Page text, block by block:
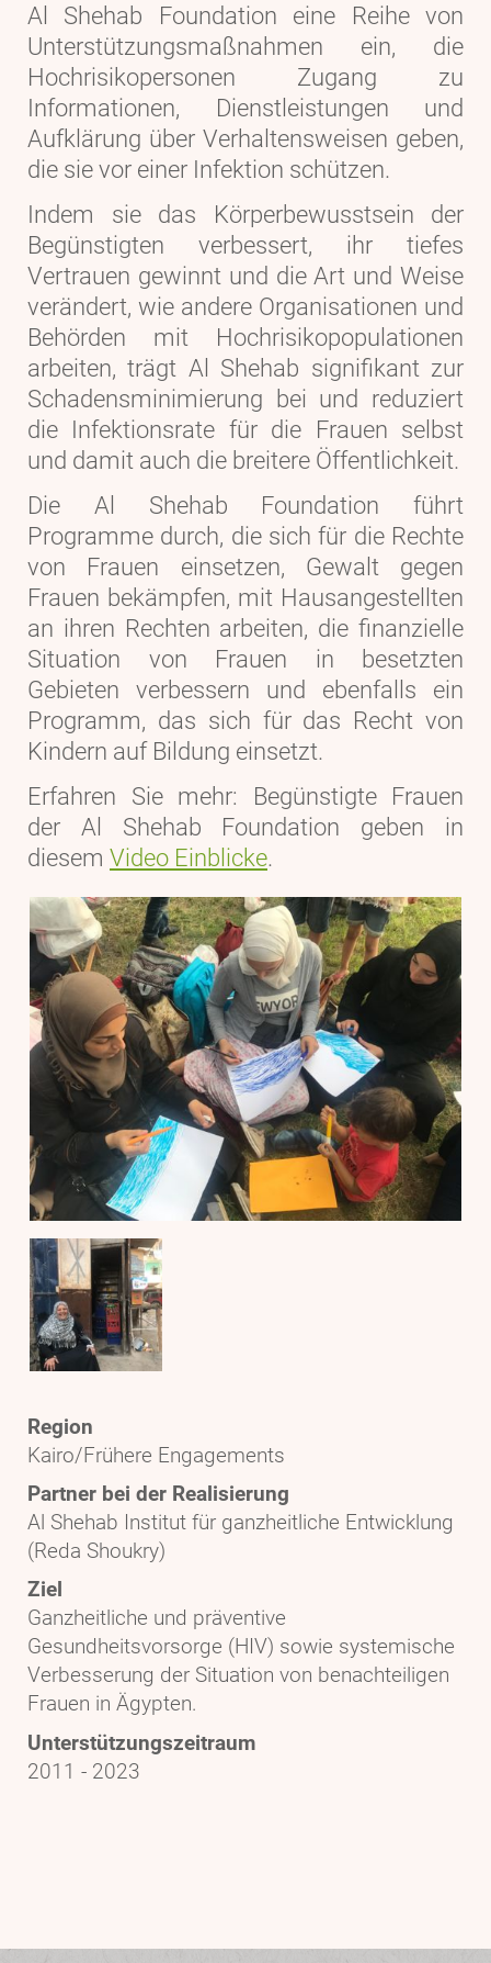
Al Shehab Foundation eine Reihe von
Unterstützungsmaßnahmen ein, die
Hochrisikopersonen Zugang zu
Informationen, Dienstleistungen und
Aufklärung über Verhaltensweisen geben,
die sie vor einer Infektion schützen.
Indem sie das Körperbewusstsein der
Begünstigten verbessert, ihr tiefes
Vertrauen gewinnt und die Art und Weise
verändert, wie andere Organisationen und
Behörden mit Hochrisikopopulationen
arbeiten, trägt Al Shehab signifikant zur
Schadensminimierung bei und reduziert
die Infektionsrate für die Frauen selbst
und damit auch die breitere Öffentlichkeit.
Die Al Shehab Foundation führt
Programme durch, die sich für die Rechte
von Frauen einsetzen, Gewalt gegen
Frauen bekämpfen, mit Hausangestellten
an ihren Rechten arbeiten, die finanzielle
Situation von Frauen in besetzten
Gebieten verbessern und ebenfalls ein
Programm, das sich für das Recht von
Kindern auf Bildung einsetzt.
Erfahren Sie mehr: Begünstigte Frauen
der Al Shehab Foundation geben in
diesem Video Einblicke.
Region
Kairo/Frühere Engagements
Partner bei der Realisierung
Al Shehab Institut für ganzheitliche Entwicklung
(Reda Shoukry)
Ziel
Ganzheitliche und präventive
Gesundheitsvorsorge (HIV) sowie systemische
Verbesserung der Situation von benachteiligen
Frauen in Ägypten.
Unterstützungszeitraum
2011 - 2023